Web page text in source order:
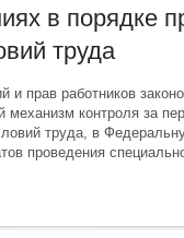
в порядке
труда
и прав работников
контроля за
труда, в
проведения